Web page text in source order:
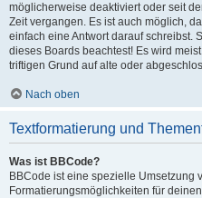
möglicherweise deaktiviert oder seit
Zeit vergangen. Es ist auch möglich,
einfach eine Antwort darauf schreibst.
dieses Boards beachtest! Es wird
triftigen Grund auf alte oder
Nach oben
Textformatierung und
Was ist BBCode?
BBCode ist eine spezielle Umsetzung
Formatierungsmöglichkeiten für